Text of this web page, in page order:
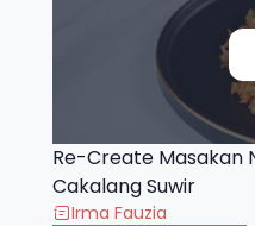
Re-Create Masakan
Cakalang Suwir
Irma Fauzia